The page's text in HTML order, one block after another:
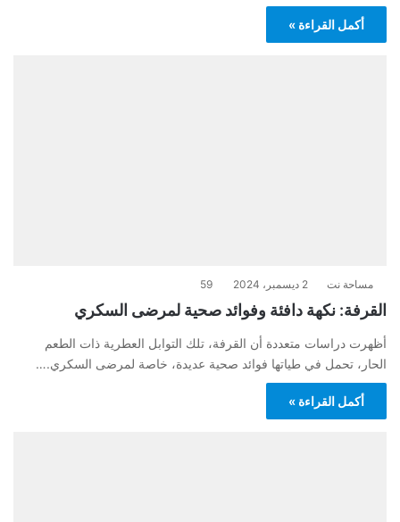
أكمل القراءة »
مساحة نت 2 ديسمبر، 2024 59
القرفة: نكهة دافئة وفوائد صحية لمرضى السكري
أظهرت دراسات متعددة أن القرفة، تلك التوابل العطرية ذات الطعم
الحار، تحمل في طياتها فوائد صحية عديدة، خاصة لمرضى السكري.…
أكمل القراءة »